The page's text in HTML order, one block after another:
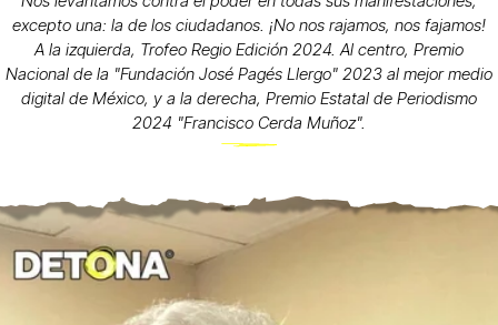
excepto una: la de los ciudadanos. ¡No nos rajamos, nos fajamos!
A la izquierda, Trofeo Regio Edición 2024. Al centro, Premio
Nacional de la "Fundación José Pagés Llergo" 2023 al mejor medio
digital de México, y a la derecha, Premio Estatal de Periodismo
2024 "Francisco Cerda Muñoz".